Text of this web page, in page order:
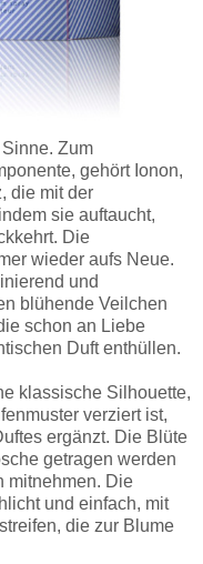
Zum
gehört Ionon,
die mit der
sie auftaucht,
Die
wieder aufs Neue.
und
blühende Veilchen
schon an Liebe
Duft enthüllen.
klassische Silhouette,
verziert ist,
ergänzt. Die Blüte
getragen werden
mitnehmen. Die
und einfach, mit
die zur Blume